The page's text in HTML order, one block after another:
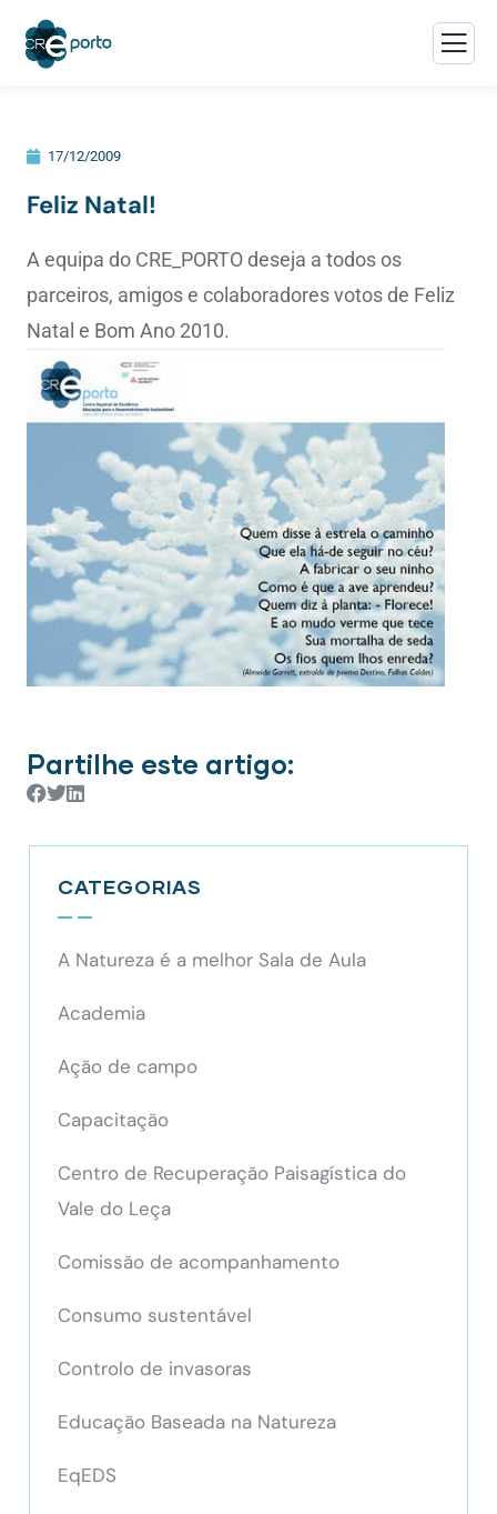
17/12/2009
Feliz Natal!
A equipa do CRE_PORTO deseja a todos os
parceiros, amigos e colaboradores votos de Feliz
Natal e Bom Ano 2010.
Partilhe este artigo:
CATEGORIAS
A Natureza é a melhor Sala de Aula
Academia
Ação de campo
Capacitação
Centro de Recuperação Paisagística do
Vale do Leça
Comissão de acompanhamento
Consumo sustentável
Controlo de invasoras
Educação Baseada na Natureza
EqEDS